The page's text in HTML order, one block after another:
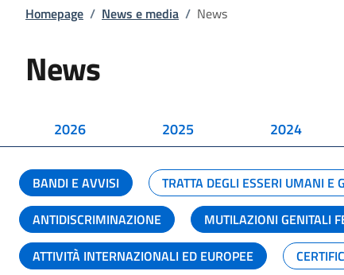
Homepage / News e media / News
News
2026 2025 2024
BANDI E AVVISI TRATTA DEGLI ESSERI UMANI E
ANTIDISCRIMINAZIONE
MUTILAZIONI GENITALI
ATTIVITÀ INTERNAZIONALI ED EUROPEE